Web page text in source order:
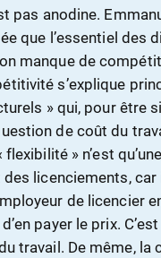
pas anodine.
que l’essentiel des
manque de
s’explique
» qui, pour être
de coût du
» n’est
des licenciements,
de licencier
payer le prix.
travail. De même, la